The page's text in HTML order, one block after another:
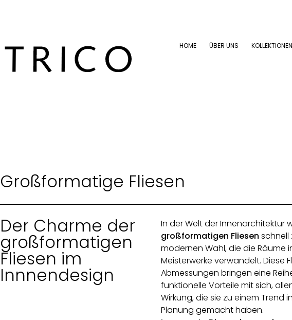
HOME ÜBER UNS KOLLEKTIONEN
Großformatige Fliesen
Der Charme der
großformatigen
Fliesen im
Innnendesign
In der Welt der Innenarchitektur
großformatigen Fliesen schnell
modernen Wahl, die die Räume
Meisterwerke verwandelt. Diese
Abmessungen bringen eine
funktionelle Vorteile mit sich,
Wirkung, die sie zu einem Trend
Planung gemacht haben.